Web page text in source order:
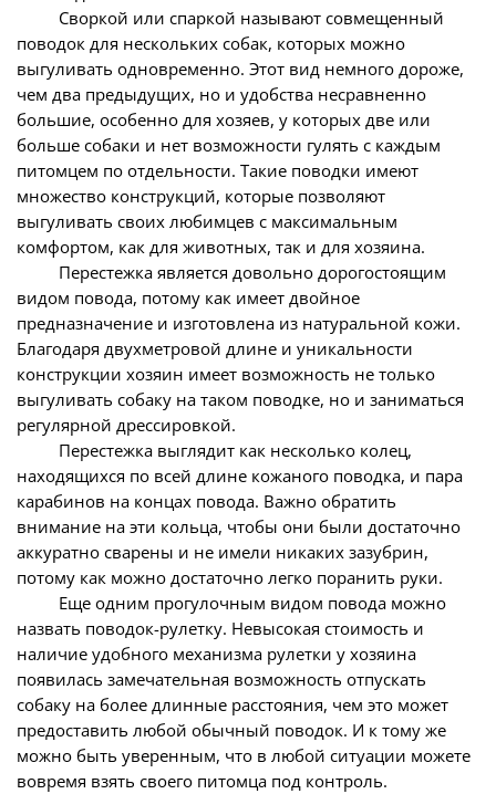
Своркой или спаркой называют совмещенный
поводок для нескольких собак, которых можно
выгуливать одновременно. Этот вид немного дороже,
чем два предыдущих, но и удобства несравненно
большие, особенно для хозяев, у которых две или
больше собаки и нет возможности гулять с каждым
питомцем по отдельности. Такие поводки имеют
множество конструкций, которые позволяют
выгуливать своих любимцев с максимальным
комфортом, как для животных, так и для хозяина.
Перестежка является довольно дорогостоящим
видом повода, потому как имеет двойное
предназначение и изготовлена из натуральной кожи.
Благодаря двухметровой длине и уникальности
конструкции хозяин имеет возможность не только
выгуливать собаку на таком поводке, но и заниматься
регулярной дрессировкой.
Перестежка выглядит как несколько колец,
находящихся по всей длине кожаного поводка, и пара
карабинов на концах повода. Важно обратить
внимание на эти кольца, чтобы они были достаточно
аккуратно сварены и не имели никаких зазубрин,
потому как можно достаточно легко поранить руки.
Еще одним прогулочным видом повода можно
назвать поводок-рулетку. Невысокая стоимость и
наличие удобного механизма рулетки у хозяина
появилась замечательная возможность отпускать
собаку на более длинные расстояния, чем это может
предоставить любой обычный поводок. И к тому же
можно быть уверенным, что в любой ситуации можете
вовремя взять своего питомца под контроль.